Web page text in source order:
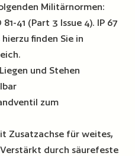
Militärnormen:
81-41 (Part 3 Issue 4). IP 67
finden Sie in
und Stehen
zum
Zusatzachse für weites,
durch säurefeste